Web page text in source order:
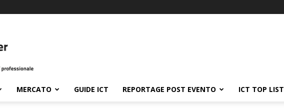
MERCATO GUIDE ICT REPORTAGE POST EVENTO ICT TOP LIST